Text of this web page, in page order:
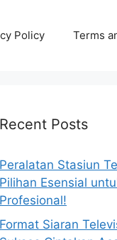
Policy Terms
Recent Posts
Peralatan Stasiun
Pilihan Esensial
Profesional!
Format Siaran